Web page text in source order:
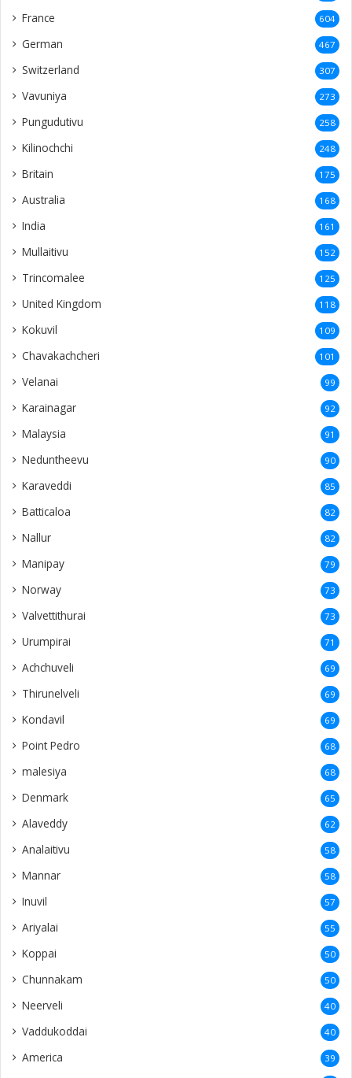
France 604
German 467
Switzerland 307
Vavuniya 273
Pungudutivu 258
Kilinochchi 248
Britain 175
Australia 168
India 161
Mullaitivu 152
Trincomalee 125
United Kingdom 118
Kokuvil 109
Chavakachcheri 101
Velanai 99
Karainagar 92
Malaysia 91
Neduntheevu 90
Karaveddi 85
Batticaloa 82
Nallur 82
Manipay 79
Norway 73
Valvettithurai 73
Urumpirai 71
Achchuveli 69
Thirunelveli 69
Kondavil 69
Point Pedro 68
malesiya 68
Denmark 65
Alaveddy 62
Analaitivu 58
Mannar 58
Inuvil 57
Ariyalai 55
Koppai 50
Chunnakam 50
Neerveli 40
Vaddukoddai 40
America 39